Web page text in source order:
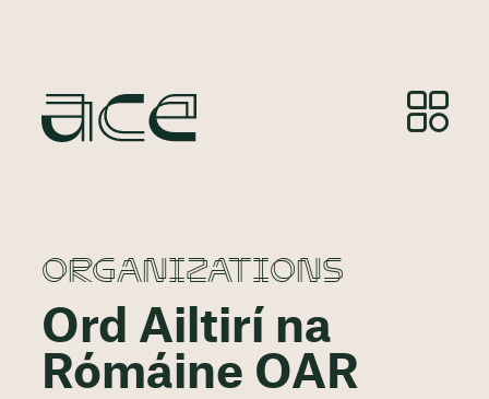
ORGANIZATIONS
Ord Ailtirí na
Rómáine OAR